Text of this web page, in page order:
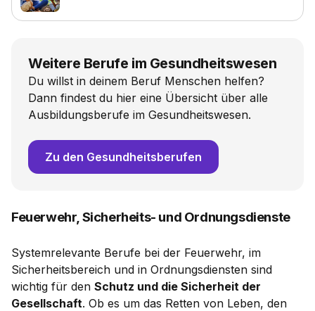
Weitere Berufe im Gesundheitswesen
Du willst in deinem Beruf Menschen helfen?
Dann findest du hier eine Übersicht über alle
Ausbildungsberufe im Gesundheitswesen.
Zu den Gesundheitsberufen
Feuerwehr, Sicherheits- und Ordnungsdienste
Systemrelevante Berufe bei der Feuerwehr, im
Sicherheitsbereich und in Ordnungsdiensten sind
wichtig für den Schutz und die Sicherheit der
Gesellschaft. Ob es um das Retten von Leben, den